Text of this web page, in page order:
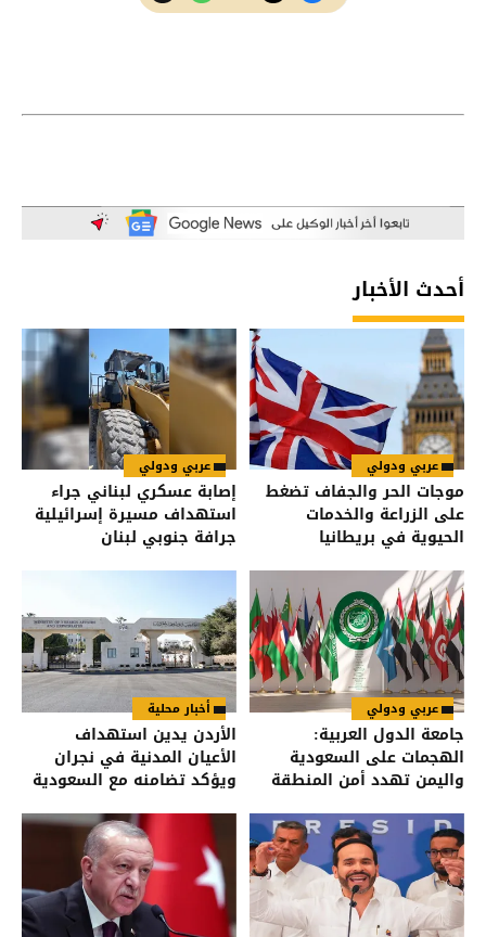
أحدث الأخبار
عربي ودولي
موجات الحر والجفاف تضغط
على الزراعة والخدمات
الحيوية في بريطانيا
عربي ودولي
إصابة عسكري لبناني جراء
استهداف مسيرة إسرائيلية
جرافة جنوبي لبنان
عربي ودولي
جامعة الدول العربية:
الهجمات على السعودية
واليمن تهدد أمن المنطقة
أخبار محلية
الأردن يدين استهداف
الأعيان المدنية في نجران
ويؤكد تضامنه مع السعودية